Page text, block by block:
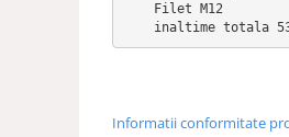
    Filet M12
inaltime totala
Informatii conformitate